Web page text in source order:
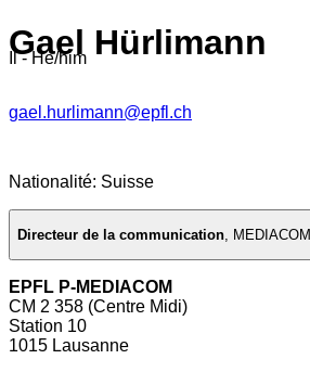
Gael Hürlimann
Il - He/him
gael.hurlimann@epfl.ch
Nationalité: Suisse
Directeur de la communication MEDIACOM
EPFL P-MEDIACOM
CM 2 358 (Centre Midi)
Station 10
1015 Lausanne